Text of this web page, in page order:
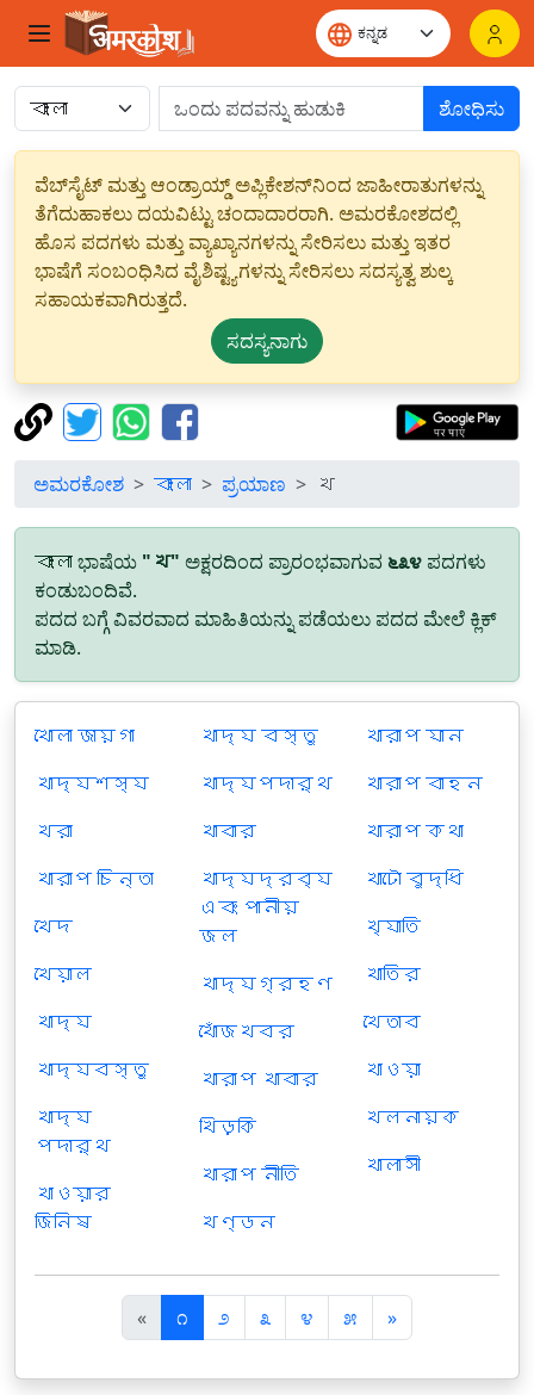
ಶೋಧಿಸು
ವೆಬ್‌ಸೈಟ್ ಮತ್ತು ಆಂಡ್ರಾಯ್ಡ್ ಅಪ್ಲಿಕೇಶನ್‌ನಿಂದ ಜಾಹೀರಾತುಗಳನ್ನು
ತೆಗೆದುಹಾಕಲು ದಯವಿಟ್ಟು ಚಂದಾದಾರರಾಗಿ. ಅಮರಕೋಶದಲ್ಲಿ
ಹೊಸ ಪದಗಳು ಮತ್ತು ವ್ಯಾಖ್ಯಾನಗಳನ್ನು ಸೇರಿಸಲು ಮತ್ತು ಇತರ
ಭಾಷೆಗೆ ಸಂಬಂಧಿಸಿದ ವೈಶಿಷ್ಟ್ಯಗಳನ್ನು ಸೇರಿಸಲು ಸದಸ್ಯತ್ವ ಶುಲ್ಕ
ಸಹಾಯಕವಾಗಿರುತ್ತದೆ.
ಸದಸ್ಯನಾಗು
ಅಮರಕೋಶ বাংলা ಪ್ರಯಾಣ খ
বাংলা ಭಾಷೆಯ "খ" ಅಕ್ಷರದಿಂದ ಪ್ರಾರಂಭವಾಗುವ ೬೩೪ ಪದಗಳು
ಕಂಡುಬಂದಿವೆ.
ಪದದ ಬಗ್ಗೆ ವಿವರವಾದ ಮಾಹಿತಿಯನ್ನು ಪಡೆಯಲು ಪದದ ಮೇಲೆ ಕ್ಲಿಕ್
ಮಾಡಿ.
খোলা জায়গা
খাদ্যশস্য
খরা
খারাপ চিন্তা
খেদ
খেয়াল
খাদ্য
খাদ্যবস্তু
খাদ্য
পদার্থ
খাওয়ার
জিনিষ
খাদ্য বস্তু
খাদ্যপদার্থ
খাবার
খাদ্যদ্রব্য
এবং পানীয়
জল
খাদ্যগ্রহণ
খোঁজখবর
খারাপ খাবার
খিড়কি
খারাপ নীতি
খণ্ডন
খারাপ যান
খারাপ বাহন
খারাপ কথা
খাটো বুদ্ধি
খ্যাতি
খাতির
খেতাব
খাওয়া
খলনায়ক
খালাসী
«पि
छ
ला
೧ ೨ ೩ ೪ ೫ »अ
ग
ला